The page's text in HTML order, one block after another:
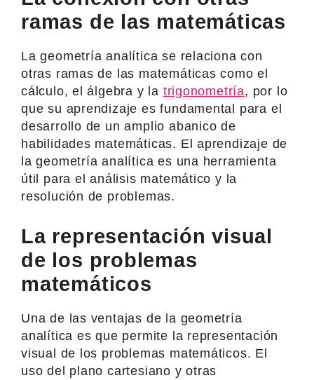
ramas de las matemáticas
La geometría analítica se relaciona con
otras ramas de las matemáticas como el
cálculo, el álgebra y la trigonometría, por lo
que su aprendizaje es fundamental para el
desarrollo de un amplio abanico de
habilidades matemáticas. El aprendizaje de
la geometría analítica es una herramienta
útil para el análisis matemático y la
resolución de problemas.
La representación visual
de los problemas
matemáticos
Una de las ventajas de la geometría
analítica es que permite la representación
visual de los problemas matemáticos. El
uso del plano cartesiano y otras